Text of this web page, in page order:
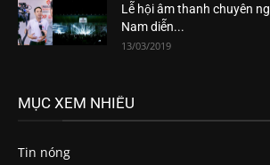
Lễ hội âm thanh chuyên
Nam diễn...
13/03/2019
MỤC XEM NHIỀU
Tin nóng